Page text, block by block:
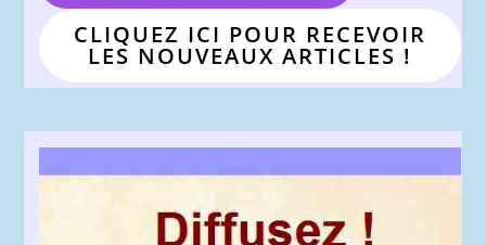
CLIQUEZ ICI POUR RECEVOIR
LES NOUVEAUX ARTICLES !